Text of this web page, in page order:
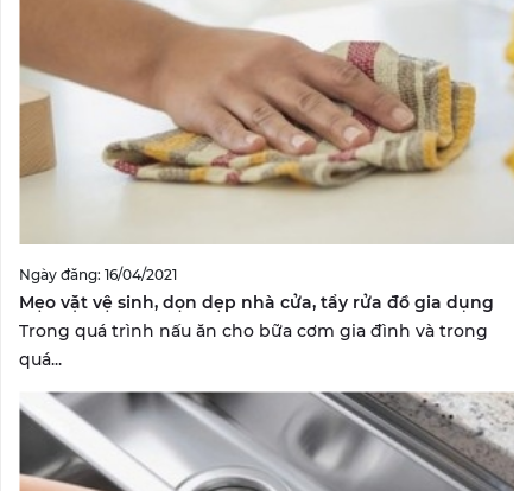
Ngày đăng: 16/04/2021
Mẹo vặt vệ sinh, dọn dẹp nhà cửa, tẩy rửa đồ gia dụng
Trong quá trình nấu ăn cho bữa cơm gia đình và trong
quá...